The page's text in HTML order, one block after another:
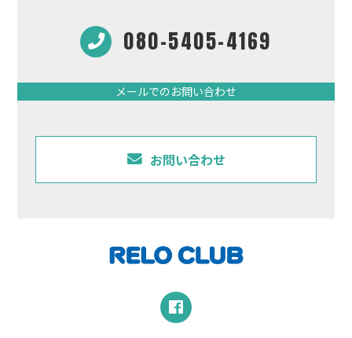
080-5405-4169
メールでのお問い合わせ
お問い合わせ